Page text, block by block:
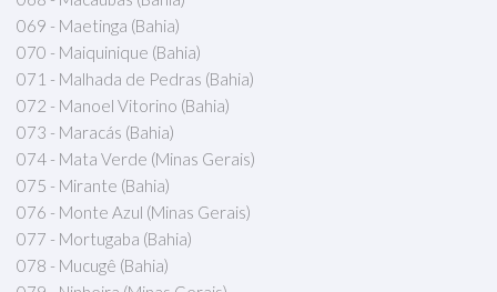
069 - Maetinga (Bahia)
070 - Maiquinique (Bahia)
071 - Malhada de Pedras (Bahia)
072 - Manoel Vitorino (Bahia)
073 - Maracás (Bahia)
074 - Mata Verde (Minas Gerais)
075 - Mirante (Bahia)
076 - Monte Azul (Minas Gerais)
077 - Mortugaba (Bahia)
078 - Mucugê (Bahia)